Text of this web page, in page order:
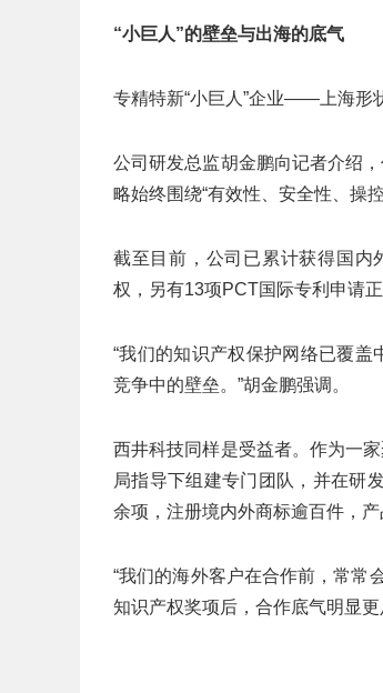
“小巨人”的壁垒与出海的底气
专精特新“小巨人”企业——上海形
公司研发总监胡金鹏向记者介绍
略始终围绕“有效性、安全性、操
截至目前，公司已累计获得国内
权，另有13项PCT国际专利申请正
“我们的知识产权保护网络已覆
竞争中的壁垒。”胡金鹏强调。
西井科技同样是受益者。作为一
局指导下组建专门团队，并在研
余项，注册境内外商标逾百件，
“我们的海外客户在合作前，常常
知识产权奖项后，合作底气明显更